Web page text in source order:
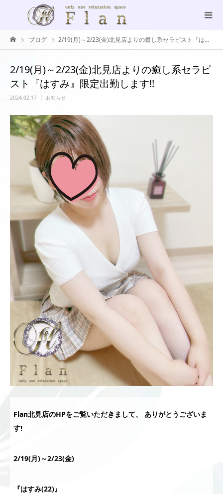
ブログ 2/19(月)～2/23(金)北見店よりの癒し系セラピスト『はすみ』限定出勤します!!
2/19(月)～2/23(金)北見店よりの癒し系セラピ
スト『はすみ』限定出勤します!!
2024.02.17 お知らせ
Flan北見店のHPをご覧いただきまして、 ありがとうございま
す!
2/19(月)～2/23(金)
『はすみ(22)』